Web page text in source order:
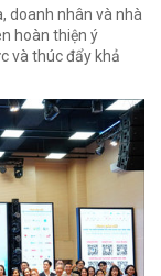
doanh nhân và nhà
hoàn thiện ý
và thúc đẩy khả